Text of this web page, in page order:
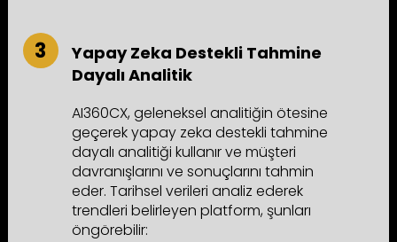
Yapay Zeka Destekli Tahmine
Dayalı Analitik
AI360CX, geleneksel analitiğin ötesine
geçerek yapay zeka destekli tahmine
dayalı analitiği kullanır ve müşteri
davranışlarını ve sonuçlarını tahmin
eder. Tarihsel verileri analiz ederek
trendleri belirleyen platform, şunları
öngörebilir: